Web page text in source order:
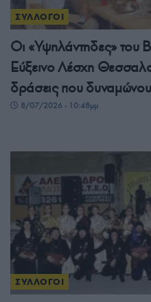
ΣΥΛΛΟΓΟΙ
Οι «Υψηλάντηδες» του
Εύξεινο Λέσχη
δράσεις που
8/07/2026 - 10:48μμ
ΣΥΛΛΟΓΟΙ